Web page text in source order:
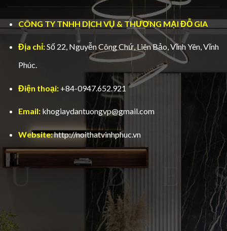
CÔNG TY TNHH DỊCH VỤ & THƯƠNG MẠI ĐỖ GIA
Địa chỉ:Số 22, Nguyễn Công Chứ, Liên Bảo, Vĩnh Yên, Vĩnh
Phúc.
Điện thoại: +84-0947.652.921
Email: khogiaydantuongvp@gmail.com
Website:http://noithatvinhphuc.vn